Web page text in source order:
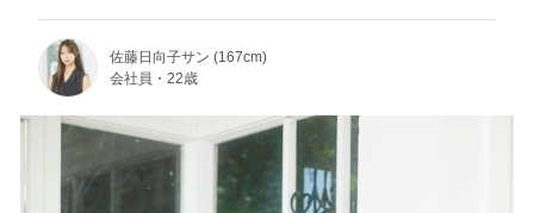
佐藤日向子サン (167cm)
会社員・22歳